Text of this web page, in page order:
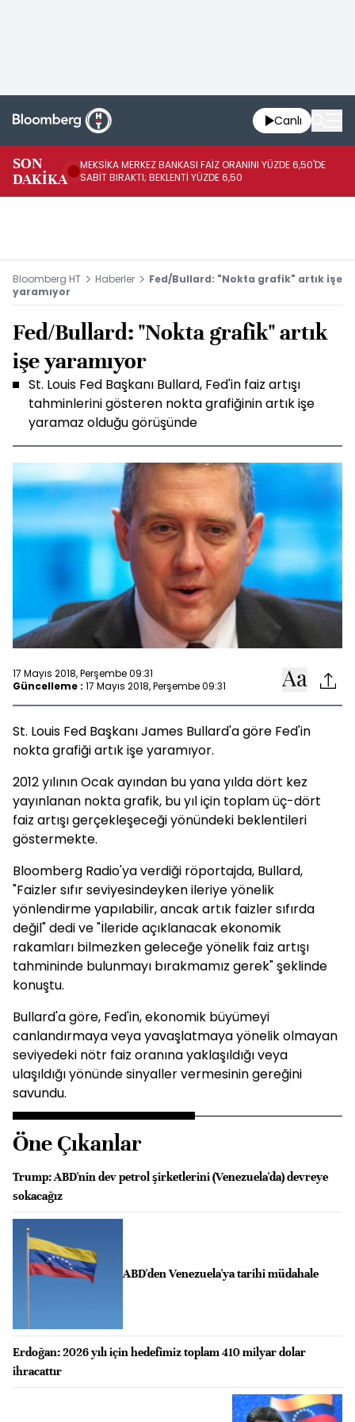
Canlı
SON
DAKİKA
MEKSİKA MERKEZ BANKASI FAİZ ORANINI YÜZDE 6,50'DE
SABİT BIRAKTI; BEKLENTİ YÜZDE 6,50
Bloomberg HT Haberler
Fed/Bullard: "Nokta grafik" artık işe
yaramıyor
Fed/Bullard: "Nokta grafik" artık
işe yaramıyor
St. Louis Fed Başkanı Bullard, Fed'in faiz artışı
tahminlerini gösteren nokta grafiğinin artık işe
yaramaz olduğu görüşünde
17 Mayıs 2018, Perşembe 09:31
Güncelleme : 17 Mayıs 2018, Perşembe 09:31
St. Louis Fed Başkanı James Bullard'a göre Fed'in
nokta grafiği artık işe yaramıyor.
2012 yılının Ocak ayından bu yana yılda dört kez
yayınlanan nokta grafik, bu yıl için toplam üç-dört
faiz artışı gerçekleşeceği yönündeki beklentileri
göstermekte.
Bloomberg Radio'ya verdiği röportajda, Bullard,
"Faizler sıfır seviyesindeyken ileriye yönelik
yönlendirme yapılabilir, ancak artık faizler sıfırda
değil" dedi ve "İleride açıklanacak ekonomik
rakamları bilmezken geleceğe yönelik faiz artışı
tahmininde bulunmayı bırakmamız gerek" şeklinde
konuştu.
Bullard'a göre, Fed'in, ekonomik büyümeyi
canlandırmaya veya yavaşlatmaya yönelik olmayan
seviyedeki nötr faiz oranına yaklaşıldığı veya
ulaşıldığı yönünde sinyaller vermesinin gereğini
savundu.
Öne Çıkanlar
Trump: ABD'nin dev petrol şirketlerini (Venezuela'da) devreye
sokacağız
ABD'den Venezuela'ya tarihi müdahale
Erdoğan: 2026 yılı için hedefimiz toplam 410 milyar dolar
ihracattır